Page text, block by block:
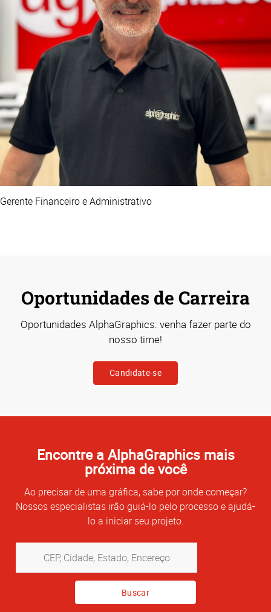
Gerente Financeiro e Administrativo
Oportunidades de Carreira
Oportunidades AlphaGraphics: venha fazer parte do
nosso time!
Candidate-se
Encontre a AlphaGraphics mais
próxima de você
Ao precisar de uma gráfica, sabe por onde começar?
Nossos especialistas irão guiá-lo pelo processo e ajudá-
lo a iniciar seu projeto.
Cidade,
Estado,
Encereço